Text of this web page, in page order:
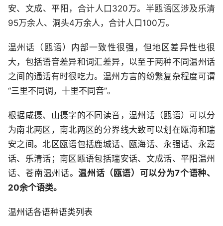
安、文成、平阳，合计人口320万。半瓯语区涉及乐清
95万余人、洞头4万余人，合计人口100万。
温州话（瓯语）内部一致性很强，但地区差异性也很
大，包括语音差异和词汇差异，以至于两种不同温州话
之间的通话有时很吃力。温州方言的纷繁复杂程度可谓
“三里不同调，十里不同音”。
根据咸摄、山摄字的不同读音，温州话（瓯语）可以分
为南北两区，南北两区的分界线大致可以划在瓯海和瑞
安之间。北区瓯语包括鹿城话、瓯海话、永强话、永嘉
话、乐清话；南区瓯语包括瑞安话、文成话、平阳温州
话、苍南温州话。温州话（瓯语）可以分为7个语种、
20余个语类。
温州话各语种语类列表